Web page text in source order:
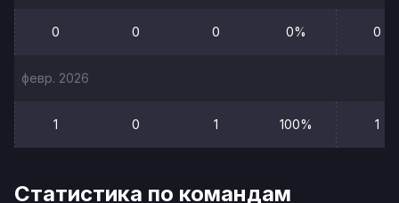
0 0 0 0% 0
февр. 2026
1 0 1 100% 1
Статистика по командам